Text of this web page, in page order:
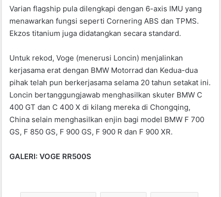
Varian flagship pula dilengkapi dengan 6-axis IMU yang
menawarkan fungsi seperti Cornering ABS dan TPMS.
Ekzos titanium juga didatangkan secara standard.
Untuk rekod, Voge (menerusi Loncin) menjalinkan
kerjasama erat dengan BMW Motorrad dan Kedua-dua
pihak telah pun berkerjasama selama 20 tahun setakat ini.
Loncin bertanggungjawab menghasilkan skuter BMW C
400 GT dan C 400 X di kilang mereka di Chongqing,
China selain menghasilkan enjin bagi model BMW F 700
GS, F 850 GS, F 900 GS, F 900 R dan F 900 XR.
GALERI: VOGE RR500S